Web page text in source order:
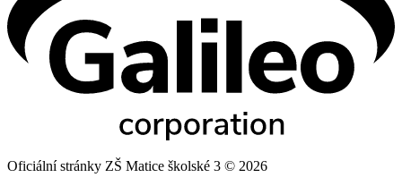
Oficiální stránky ZŠ Matice školské 3 © 2026